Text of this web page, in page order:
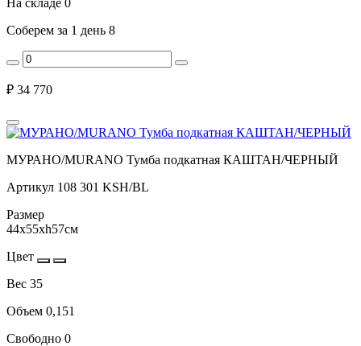
На складе 0
Соберем за 1 день 8
₽ 34 770
МУРАНО/MURANO Тумба подкатная КАШТАН/ЧЕРНЫЙ
Артикул 108 301 KSH/BL
Размер
44x55xh57см
Цвет
Вес 35
Объем 0,151
Свободно 0